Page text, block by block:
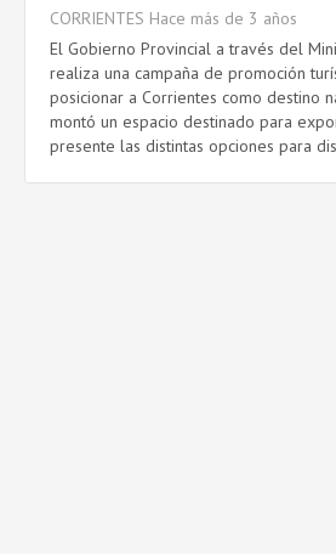
CORRIENTES Hace más de 3 años
El Gobierno Provincial a través del
realiza una campaña de promoción
posicionar a Corrientes como destino
montó un espacio destinado para
presente las distintas opciones para